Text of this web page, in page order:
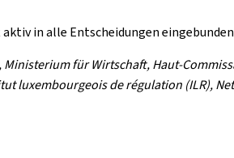
in alle Entscheidungen
für Wirtschaft, Haut-
luxembourgeois de régulation (ILR),